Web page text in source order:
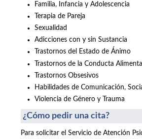
Familia, Infancia y Adolescencia
Terapia de Pareja
Sexualidad
Adicciones con y sin Sustancia
Trastornos del Estado de Ánimo
Trastornos de la Conducta
Trastornos Obsesivos
Habilidades de Comunicación,
Violencia de Género y Trauma
¿Cómo pedir una cita?
Para solicitar el Servicio de Atención